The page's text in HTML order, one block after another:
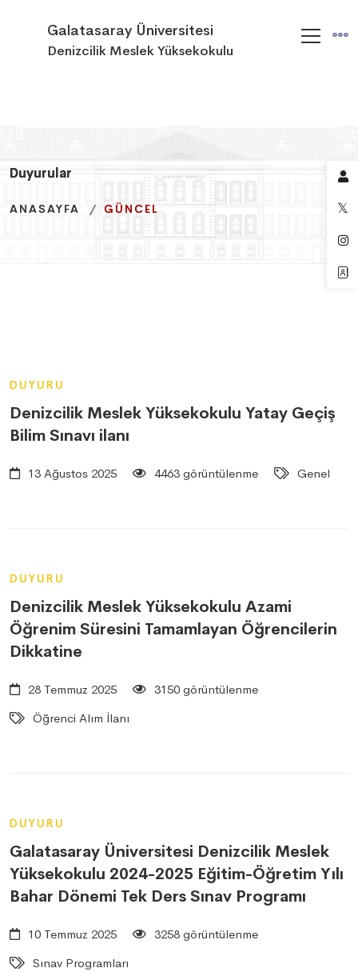
Galatasaray Üniversitesi
Denizcilik Meslek Yüksekokulu
Duyurular
ANASAYFA GÜNCEL
Duyurular
ANASAYFA GÜNCEL
Duyurular
ANASAYFA GÜNCEL
DUYURU
Denizcilik Meslek Yüksekokulu Yatay Geçiş
Bilim Sınavı ilanı
13 Ağustos 2025 4463 görüntülenme Genel
DUYURU
Denizcilik Meslek Yüksekokulu Azami
Öğrenim Süresini Tamamlayan Öğrencilerin
Dikkatine
28 Temmuz 2025
3150 görüntülenme
Öğrenci Alım İlanı
DUYURU
Galatasaray Üniversitesi Denizcilik Meslek
Yüksekokulu 2024-2025 Eğitim-Öğretim Yılı
Bahar Dönemi Tek Ders Sınav Programı
10 Temmuz 2025
3258 görüntülenme
Sınav Programları